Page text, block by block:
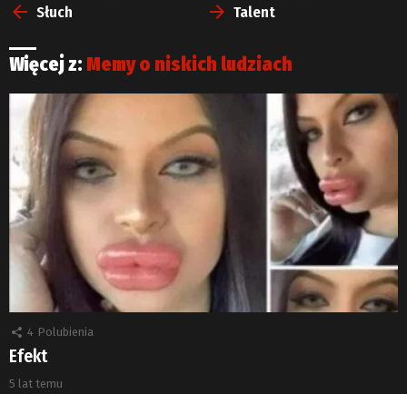
więcejSłuch Talent
Więcej z: Memy o niskich ludziach
4 Polubienia
Efekt
5 lat temu